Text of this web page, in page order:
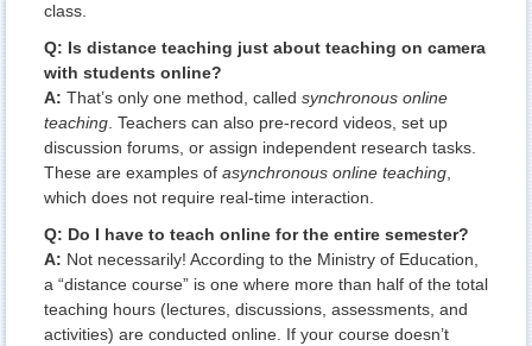
class.
Q: Is distance teaching just about teaching on camera
with students online?
A: That’s only one method, called synchronous online
teaching. Teachers can also pre-record videos, set up
discussion forums, or assign independent research tasks.
These are examples of asynchronous online teaching,
which does not require real-time interaction.
Q: Do I have to teach online for the entire semester?
A: Not necessarily! According to the Ministry of Education,
a “distance course” is one where more than half of the total
teaching hours (lectures, discussions, assessments, and
activities) are conducted online. If your course doesn’t